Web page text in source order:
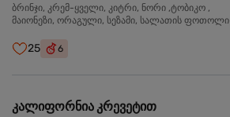
ბრინჯი, კრემ-ყველი, კიტრი, ნორი ,ტობიკო ,
მაიონეზი, ორაგული, სეზამი, სალათის ფოთოლი
25 6
კალიფორნია კრევეტით